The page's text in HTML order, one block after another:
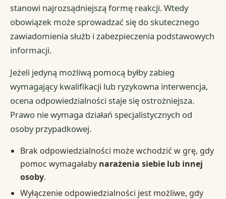
stanowi najrozsądniejszą formę reakcji. Wtedy
obowiązek może sprowadzać się do skutecznego
zawiadomienia służb i zabezpieczenia podstawowych
informacji.
Jeżeli jedyną możliwą pomocą byłby zabieg
wymagający kwalifikacji lub ryzykowna interwencja,
ocena odpowiedzialności staje się ostrożniejsza.
Prawo nie wymaga działań specjalistycznych od
osoby przypadkowej.
Brak odpowiedzialności może wchodzić w grę, gdy
pomoc wymagałaby narażenia siebie lub innej
osoby.
Wyłączenie odpowiedzialności jest możliwe, gdy